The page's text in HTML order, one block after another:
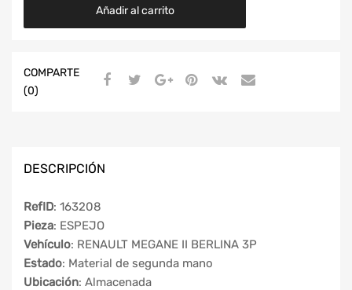
Añadir al carrito
COMPARTE
(0)
DESCRIPCIÓN
RefID: 163208
Pieza: ESPEJO
Vehículo: RENAULT MEGANE II BERLINA 3P
Estado: Material de segunda mano
Ubicación: Almacenada